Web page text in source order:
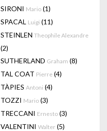
SIRONI Mario (1)
SPACAL Luigi (11)
STEINLEN Theophile Alexandre
(2)
SUTHERLAND Graham (8)
TAL COAT Pierre (4)
TÀPIES Antoni (4)
TOZZI Mario (3)
TRECCANI Ernesto (3)
VALENTINI Walter (5)